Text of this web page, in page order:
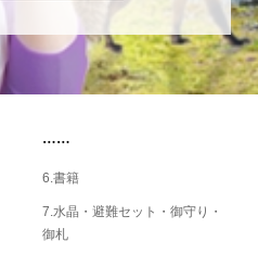
……
6.書籍
7.水晶・避難セット・御守り・
御札